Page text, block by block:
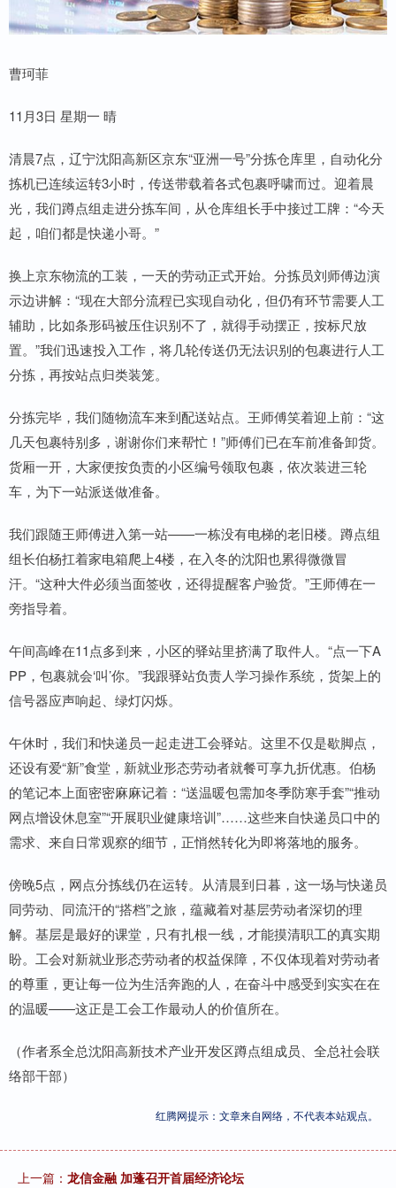
曹珂菲
11月3日 星期一 晴
清晨7点，辽宁沈阳高新区京东“亚洲一号”分拣仓库里，自动化分
拣机已连续运转3小时，传送带载着各式包裹呼啸而过。迎着晨
光，我们蹲点组走进分拣车间，从仓库组长手中接过工牌：“今天
起，咱们都是快递小哥。”
换上京东物流的工装，一天的劳动正式开始。分拣员刘师傅边演
示边讲解：“现在大部分流程已实现自动化，但仍有环节需要人工
辅助，比如条形码被压住识别不了，就得手动摆正，按标尺放
置。”我们迅速投入工作，将几轮传送仍无法识别的包裹进行人工
分拣，再按站点归类装笼。
分拣完毕，我们随物流车来到配送站点。王师傅笑着迎上前：“这
几天包裹特别多，谢谢你们来帮忙！”师傅们已在车前准备卸货。
货厢一开，大家便按负责的小区编号领取包裹，依次装进三轮
车，为下一站派送做准备。
我们跟随王师傅进入第一站——一栋没有电梯的老旧楼。蹲点组
组长伯杨扛着家电箱爬上4楼，在入冬的沈阳也累得微微冒
汗。“这种大件必须当面签收，还得提醒客户验货。”王师傅在一
旁指导着。
午间高峰在11点多到来，小区的驿站里挤满了取件人。“点一下A
PP，包裹就会‘叫’你。”我跟驿站负责人学习操作系统，货架上的
信号器应声响起、绿灯闪烁。
午休时，我们和快递员一起走进工会驿站。这里不仅是歇脚点，
还设有爱“新”食堂，新就业形态劳动者就餐可享九折优惠。伯杨
的笔记本上面密密麻麻记着：“送温暖包需加冬季防寒手套”“推动
网点增设休息室”“开展职业健康培训”……这些来自快递员口中的
需求、来自日常观察的细节，正悄然转化为即将落地的服务。
傍晚5点，网点分拣线仍在运转。从清晨到日暮，这一场与快递员
同劳动、同流汗的“搭档”之旅，蕴藏着对基层劳动者深切的理
解。基层是最好的课堂，只有扎根一线，才能摸清职工的真实期
盼。工会对新就业形态劳动者的权益保障，不仅体现着对劳动者
的尊重，更让每一位为生活奔跑的人，在奋斗中感受到实实在在
的温暖——这正是工会工作最动人的价值所在。
（作者系全总沈阳高新技术产业开发区蹲点组成员、全总社会联
络部干部）
红腾网提示：文章来自网络，不代表本站观点。
上一篇： 龙信金融 加蓬召开首届经济论坛